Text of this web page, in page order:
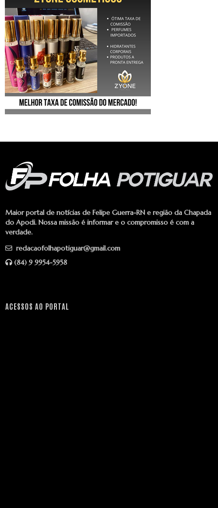
Maior portal de notícias de Felipe Guerra-RN e região da Chapada
do Apodi. Nossa missão é informar e o compromisso é com a
verdade.
redacaofolhapotiguar@gmail.com
(84) 9 9954-5958
ACESSOS AO PORTAL